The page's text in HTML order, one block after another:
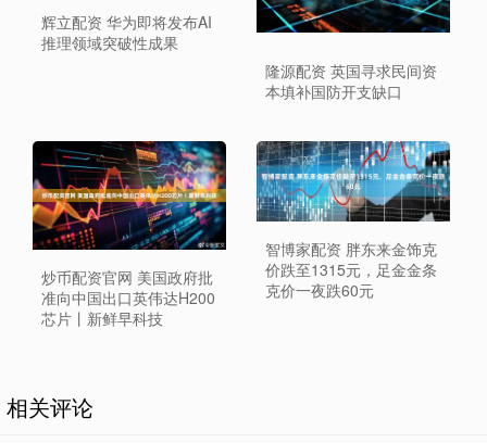
辉立配资 华为即将发布AI
推理领域突破性成果
隆源配资 英国寻求民间资
本填补国防开支缺口
炒币配资官网 美国政府批
准向中国出口英伟达H200
芯片丨新鲜早科技
智博家配资 胖东来金饰克
价跌至1315元，足金金条
克价一夜跌60元
相关评论